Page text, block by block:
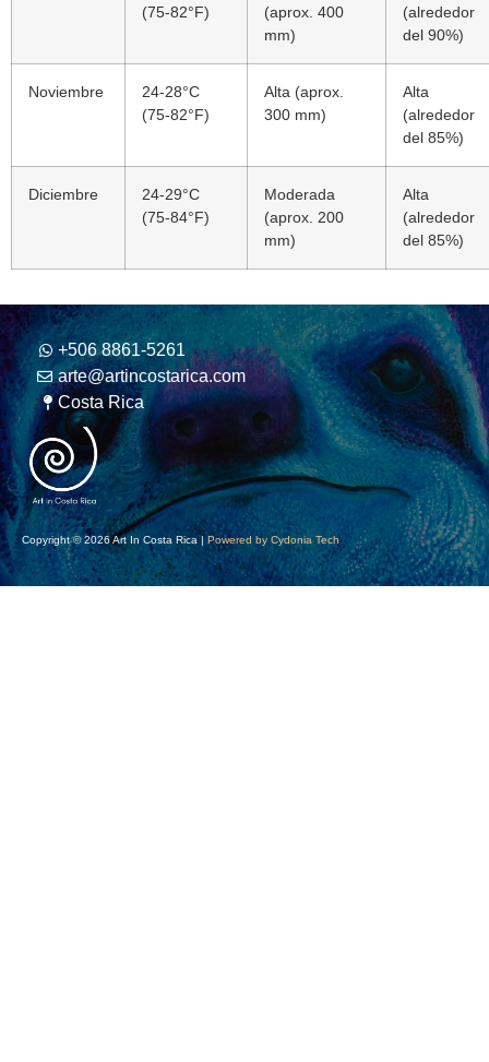
(75-82°F)
(aprox. 400
mm)
(alrededor
del 90%)
Noviembre
24-28°C
(75-82°F)
Alta (aprox.
300 mm)
Alta
(alrededor
del 85%)
Diciembre
24-29°C
(75-84°F)
Moderada
(aprox. 200
mm)
Alta
(alrededor
del 85%)
+506 8861-5261
arte@artincostarica.com
Costa Rica
Copyright © 2026 Art In Costa Rica | Powered by Cydonia Tech